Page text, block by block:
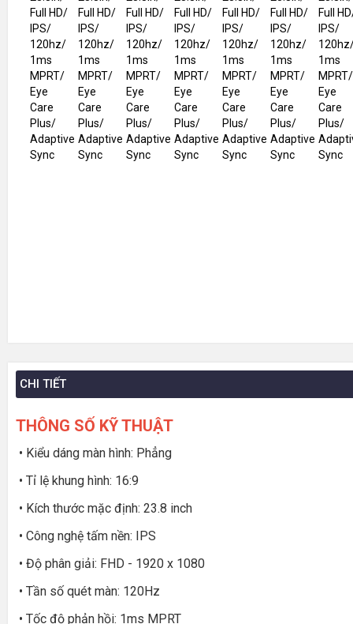
CHI TIẾT
THÔNG SỐ KỸ THUẬT
• Kiểu dáng màn hình: Phẳng
• Tỉ lệ khung hình: 16:9
• Kích thước mặc định: 23.8 inch
• Công nghệ tấm nền: IPS
• Độ phân giải: FHD - 1920 x 1080
• Tần số quét màn: 120Hz
• Tốc độ phản hồi: 1ms MPRT